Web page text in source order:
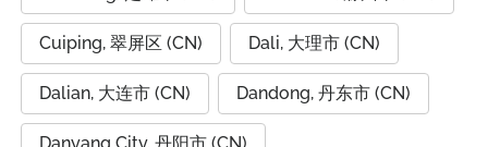
Cuiping, 翠屏区 (CN) Dali, 大理市 (CN)
Dalian, 大连市 (CN) Dandong, 丹东市 (CN)